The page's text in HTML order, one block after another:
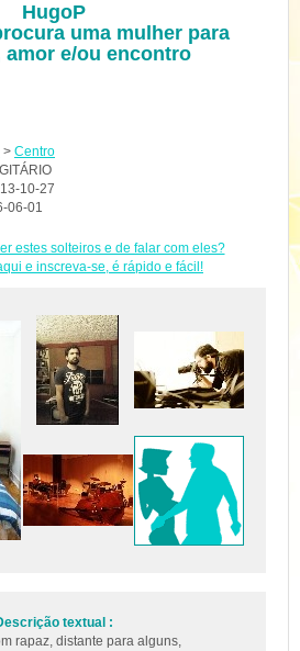
HugoP
uma mulher para
amor e/ou encontro
> Centro
10-27
06-01
estes solteiros e de falar com eles?
e inscreva-se, é rápido e fácil!
textual :
rapaz, distante para alguns,